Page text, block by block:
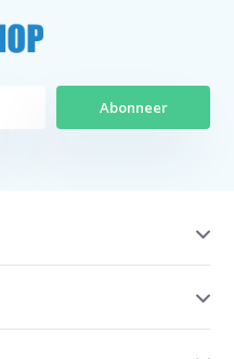
Abonneer